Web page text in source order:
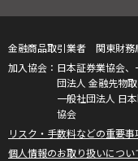
金融商品取引業者 関東財務
日本証券業協会
団法人 金融先物取
一般社団法人 日
協会
リスク・手数料などの重要事
個人情報のお取り扱いについ